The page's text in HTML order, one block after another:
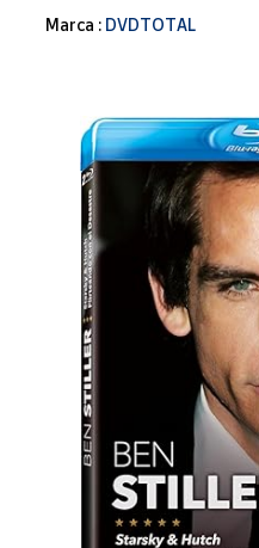
Libros y
Tienda de
Correos
Artesanía
Oficina y
Papelería
Para Canarias,
Ceuta y Melilla
populares
Marca : DVDTOTAL